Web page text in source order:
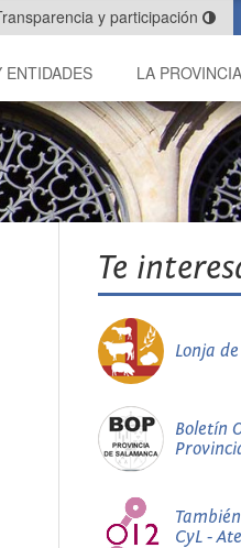
y participación
ENTIDADES LA PROVINCIA
Te
Lonja
Boletín
CyL -